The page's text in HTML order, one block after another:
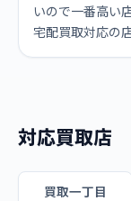
いので一番高い
宅配買取対応の
対応買取店
買取一丁目